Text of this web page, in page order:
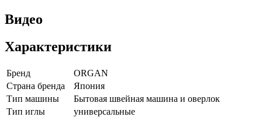
Видео
Характеристики
Бренд
ORGAN
Страна бренда
Япония
Тип машины
Бытовая швейная машина и оверлок
Тип иглы
универсальные